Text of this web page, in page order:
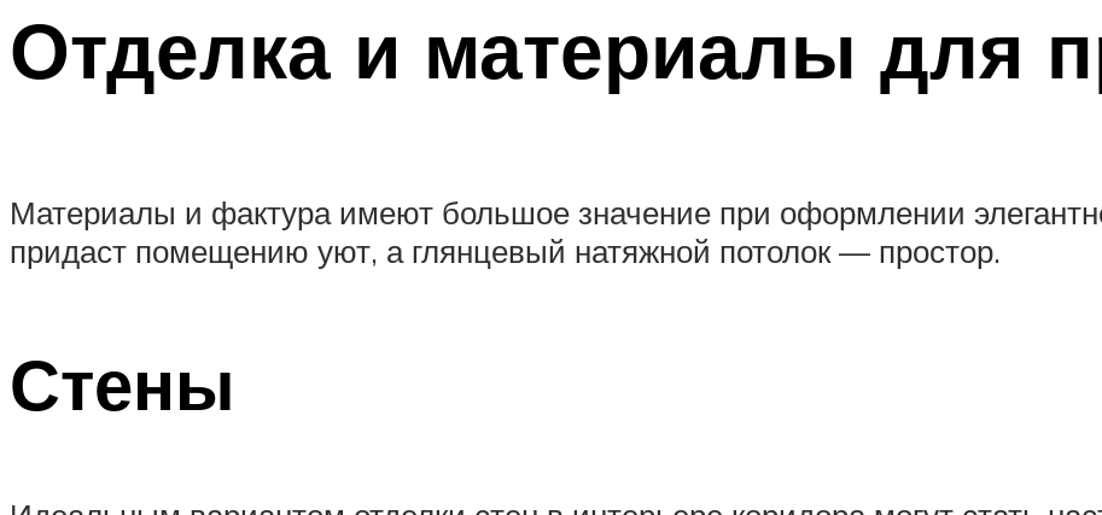
Отделка и материалы для
Материалы и фактура имеют большое значение при оформлении
придаст помещению уют, а глянцевый натяжной потолок — простор.
Стены